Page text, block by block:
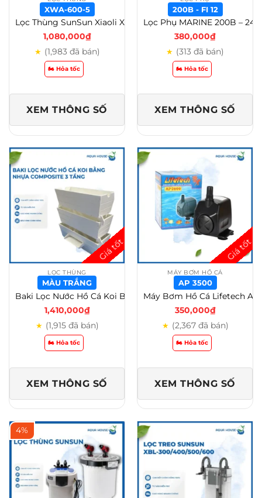
XWA-600-5
Lọc Thùng SunSun Xiaoli XWA 600 / XWA 800 / XWA 1000 Cao Cấp – Lọc Thùng Tích Hợp Lọc Váng Và Van Xả Đáy – XWA-600-5
1,080,000₫
★ (1,983 đã bán)
🏍️ Hỏa tốc
XEM THÔNG SỐ
200B - FI 12
380,000₫
★ (313 đã bán)
🏍️ Hỏa tốc
XEM THÔNG SỐ
LỌC THÙNG
MÀU TRẮNG
1,410,000₫
★ (1,915 đã bán)
🏍️ Hỏa tốc
XEM THÔNG SỐ
MÁY BƠM HỒ CÁ
AP 3500
350,000₫
★ (2,367 đã bán)
🏍️ Hỏa tốc
XEM THÔNG SỐ
4%